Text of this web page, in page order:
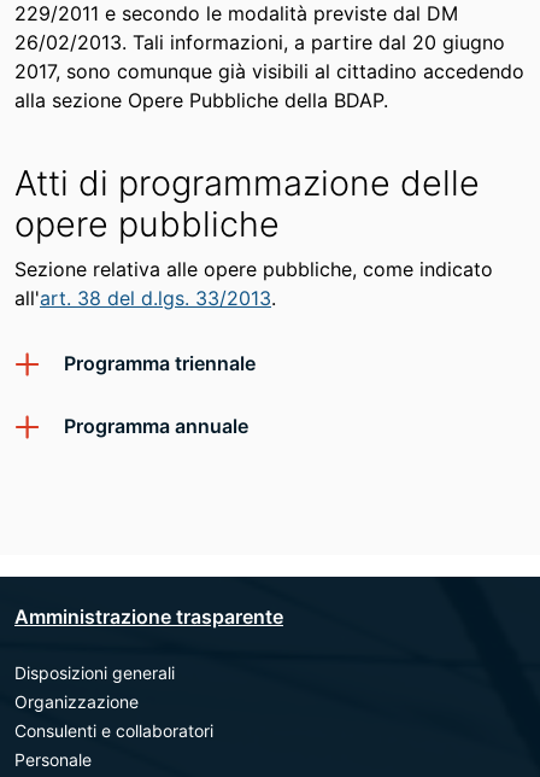
229/2011 e secondo le modalità previste dal DM
26/02/2013. Tali informazioni, a partire dal 20 giugno
2017, sono comunque già visibili al cittadino accedendo
alla sezione Opere Pubbliche della BDAP.
Atti di programmazione delle
opere pubbliche
Sezione relativa alle opere pubbliche, come indicato
all'art. 38 del d.lgs. 33/2013.
Programma triennale
Programma annuale
Amministrazione trasparente
Disposizioni generali
Organizzazione
Consulenti e collaboratori
Personale